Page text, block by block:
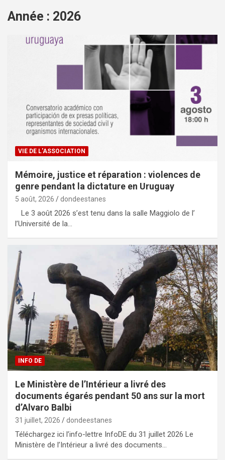
Année : 2026
VIE DE L'ASSOCIATION
Mémoire, justice et réparation : violences de
genre pendant la dictature en Uruguay
5 août, 2026 dondeestanes
Le 3 août 2026 s’est tenu dans la salle Maggiolo de l’
l’Université de la…
INFO DE
Le Ministère de l’Intérieur a livré des
documents égarés pendant 50 ans sur la mort
d’Alvaro Balbi
31 juillet, 2026 dondeestanes
Téléchargez ici l’info-lettre InfoDE du 31 juillet 2026 Le
Ministère de l’Intérieur a livré des documents…